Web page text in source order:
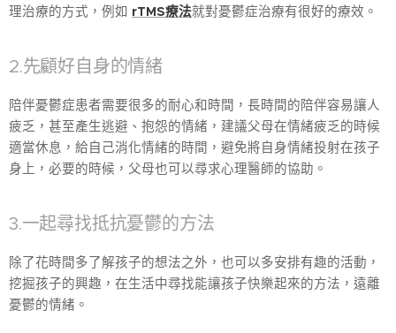
理治療的方式，例如 rTMS療法就對憂鬱症治療有很好的療效。
2.先顧好自身的情緒
陪伴憂鬱症患者需要很多的耐心和時間，長時間的陪伴容易讓人
疲乏，甚至產生逃避、抱怨的情緒，建議父母在情緒疲乏的時候
適當休息，給自己消化情緒的時間，避免將自身情緒投射在孩子
身上，必要的時候，父母也可以尋求心理醫師的協助。
3.一起尋找抵抗憂鬱的方法
除了花時間多了解孩子的想法之外，也可以多安排有趣的活動，
挖掘孩子的興趣，在生活中尋找能讓孩子快樂起來的方法，遠離
憂鬱的情緒。